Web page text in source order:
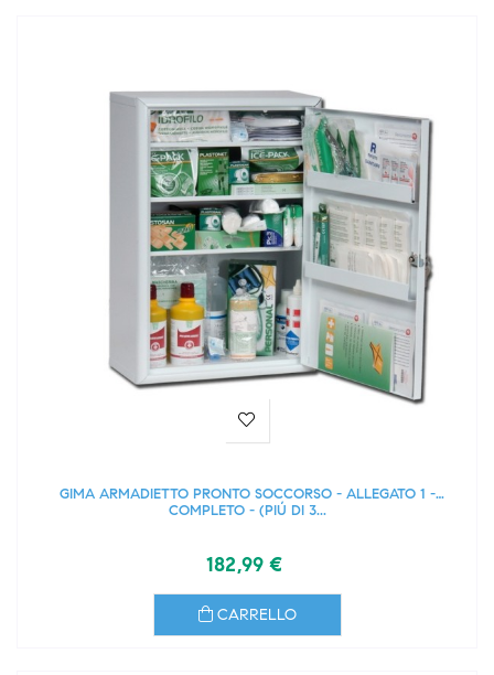
GIMA ARMADIETTO PRONTO SOCCORSO - ALLEGATO 1 -
COMPLETO - (PIÚ DI 3...
182,99 €
CARRELLO